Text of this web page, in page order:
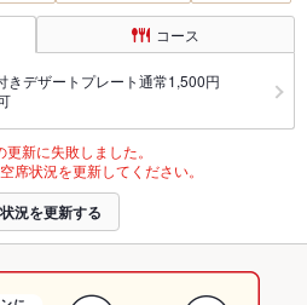
コース
きデザートプレート通常1,500円
新に失敗しました。
席状況を更新してください。
況を更新する